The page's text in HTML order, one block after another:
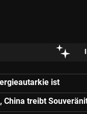
ist
treibt